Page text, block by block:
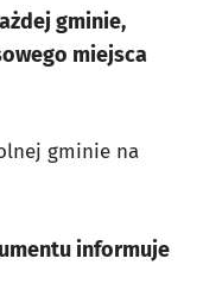
gminie,
miejsca
gminie na
informuje